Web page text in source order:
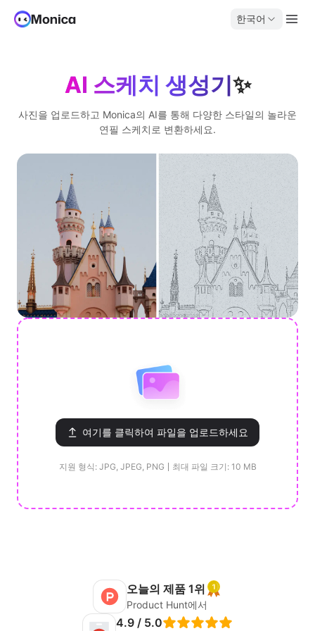
한국어
AI 스케치 생성기✨
사진을 업로드하고 Monica의 AI를 통해 다양한 스타일의 놀라운
연필 스케치로 변환하세요.
여기를 클릭하여 파일을 업로드하세요
지원 형식: JPG, JPEG, PNG 최대 파일 크기: 10 MB
오늘의 제품 1위
Product Hunt에서
4.9 / 5.0